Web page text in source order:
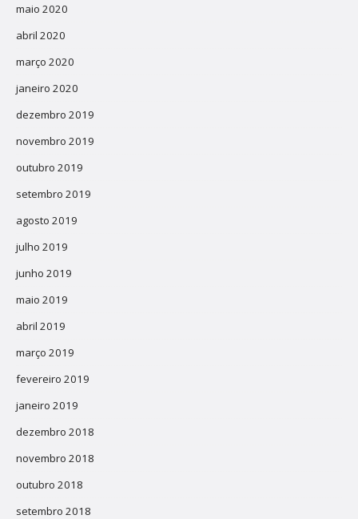
maio 2020
abril 2020
março 2020
janeiro 2020
dezembro 2019
novembro 2019
outubro 2019
setembro 2019
agosto 2019
julho 2019
junho 2019
maio 2019
abril 2019
março 2019
fevereiro 2019
janeiro 2019
dezembro 2018
novembro 2018
outubro 2018
setembro 2018